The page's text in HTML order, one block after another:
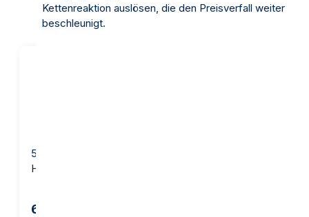
Kettenreaktion auslösen, die den Preisverfall weiter
beschleunigt.
5 Gramm Goldbarren -
Heraeus
642,67 €